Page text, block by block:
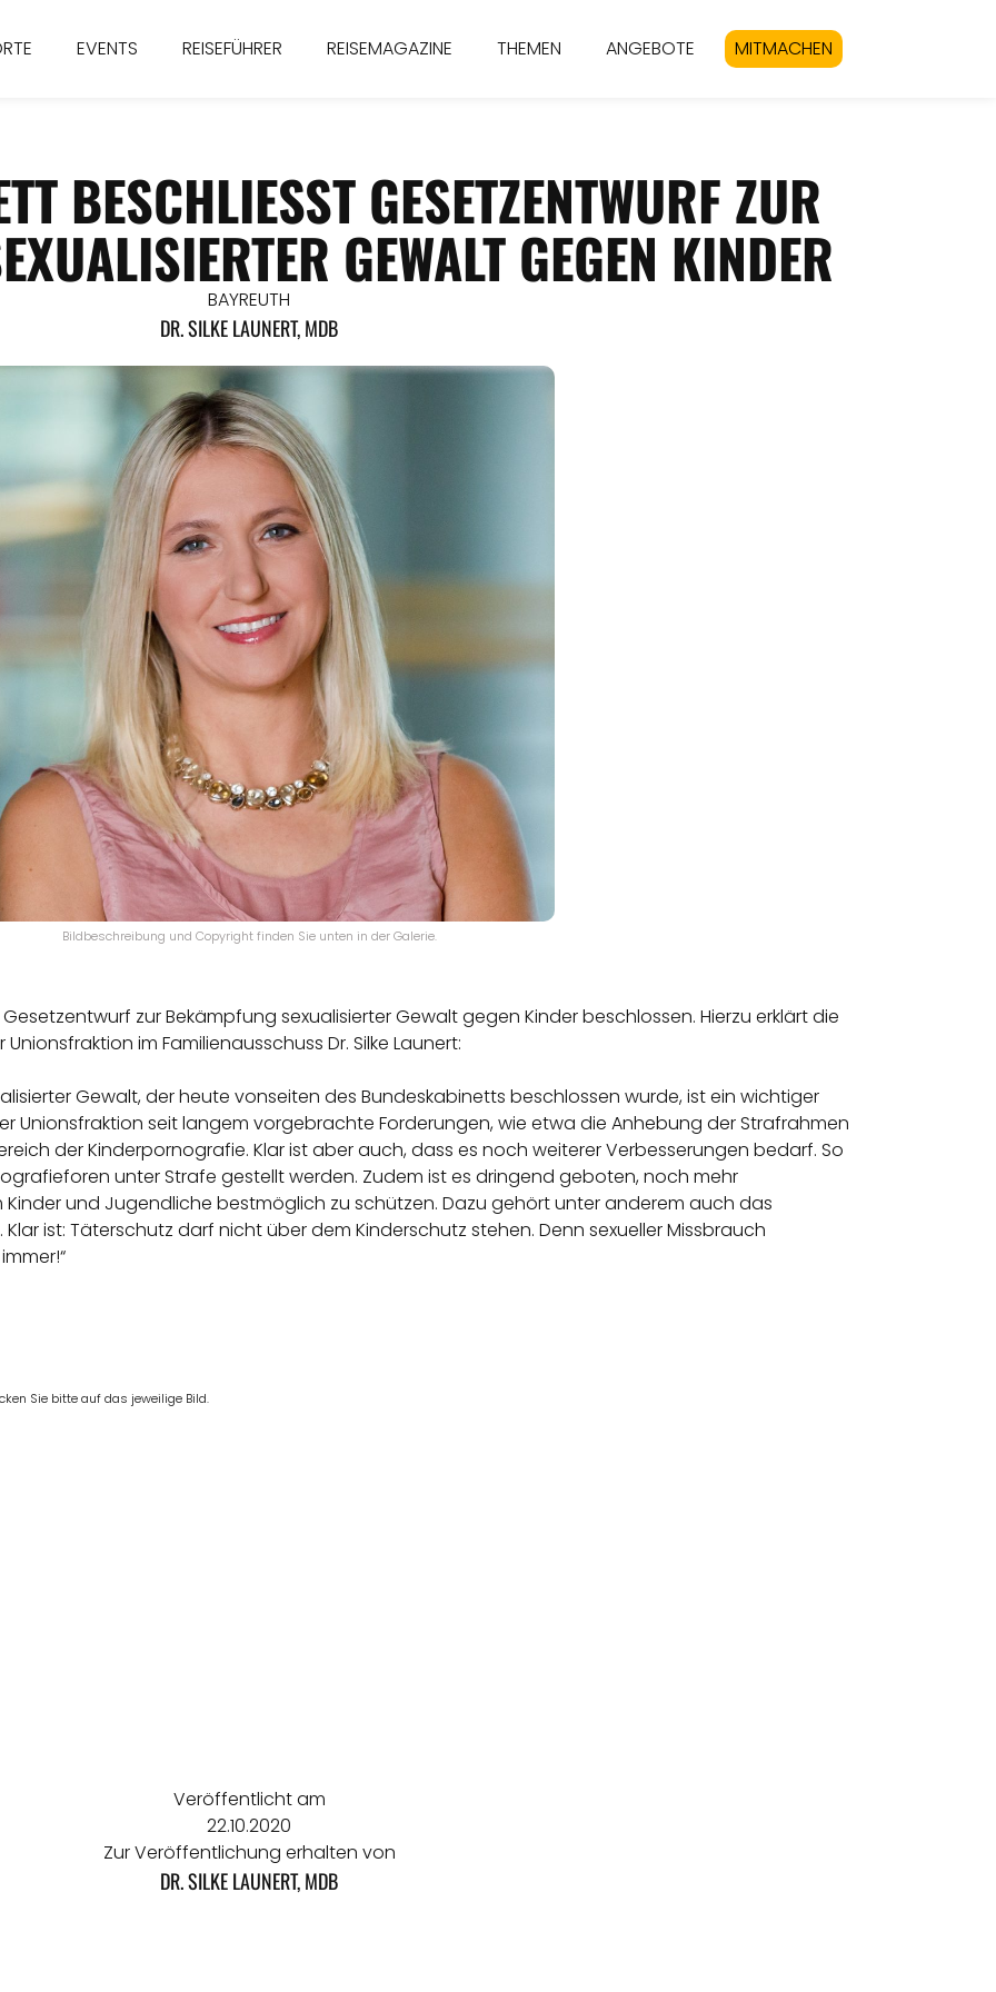
EVENTS REISEFÜHRER REISEMAGAZINE THEMEN ANGEBOTE MITMACHEN
BESCHLIESST GESETZENTWURF ZUR B
GEWALT GEGEN KINDER
BAYREUTH
DR. SILKE LAUNERT, MDB
Bildbeschreibung und Copyright finden Sie unten in der Galerie.
zur Bekämpfung sexualisierter Gewalt gegen Kinder beschlossen. Hierzu erklärt die
im Familienausschuss Dr. Silke Launert:
Gewalt, der heute vonseiten des Bundeskabinetts beschlossen wurde, ist ein wichtiger
Unionsfraktion seit langem vorgebrachte Forderungen, wie etwa die Anhebung der Strafrahmen
der Kinderpornografie. Klar ist aber auch, dass es noch weiterer Verbesserungen bedarf. So
unter Strafe gestellt werden. Zudem ist es dringend geboten, noch mehr
und Jugendliche bestmöglich zu schützen. Dazu gehört unter anderem auch das
ist: Täterschutz darf nicht über dem Kinderschutz stehen. Denn sexueller Missbrauch
Sie bitte auf das jeweilige Bild.
Veröffentlicht am
22.10.2020
Zur Veröffentlichung erhalten von
DR. SILKE LAUNERT, MDB